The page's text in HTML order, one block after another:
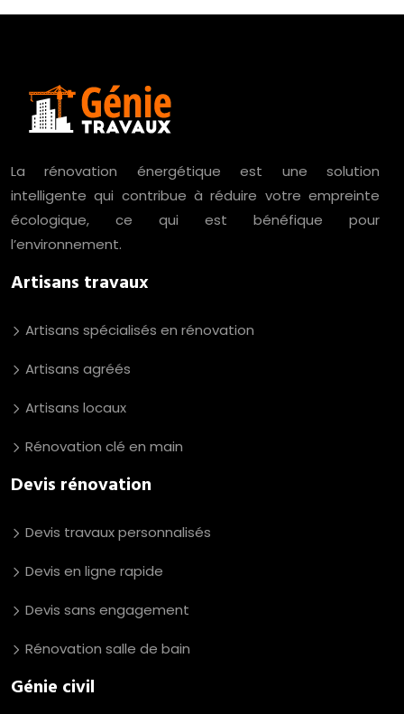
La rénovation énergétique est une solution
intelligente qui contribue à réduire votre empreinte
écologique, ce qui est bénéfique pour
l’environnement.
Artisans travaux
Artisans spécialisés en rénovation
Artisans agréés
Artisans locaux
Rénovation clé en main
Devis rénovation
Devis travaux personnalisés
Devis en ligne rapide
Devis sans engagement
Rénovation salle de bain
Génie civil